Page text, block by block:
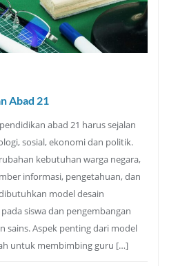
Abad 21
abad 21 harus sejalan
sosial, ekonomi dan politik.
kebutuhan warga negara,
informasi, pengetahuan, dan
model desain
siswa dan pengembangan
sains. Aspek penting dari model
untuk membimbing guru […]